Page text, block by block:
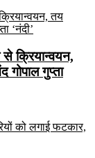
से क्रियान्वयन,
गोपाल गुप्ता